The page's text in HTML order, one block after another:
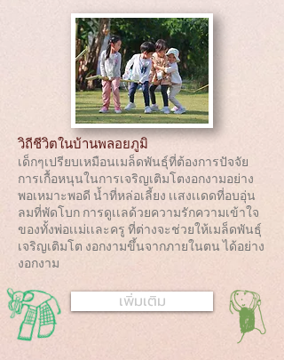
วิถีชีวิตในบ้านพลอยภูมิ
เด็กๆเปรียบเหมือนเมล็ดพันธุ์ที่ต้องการปัจจัย
การเกื้อหนุนในการเจริญเติมโตงอกงามอย่าง
พอเหมาะพอดี น้ำที่หล่อเลี้ยง เเสงเเดดที่อบอุ่น
ลมที่พัดโบก การดูเเลด้วยความรักความเข้าใจ
ของทั้งพ่อเเม่เเละครู ที่ต่างจะช่วยให้เมล็ดพันธุ์
เจริญเติมโต งอกงามขึ้นจากภายในตนได้อย่าง
งอกงาม
เพิ่มเติม